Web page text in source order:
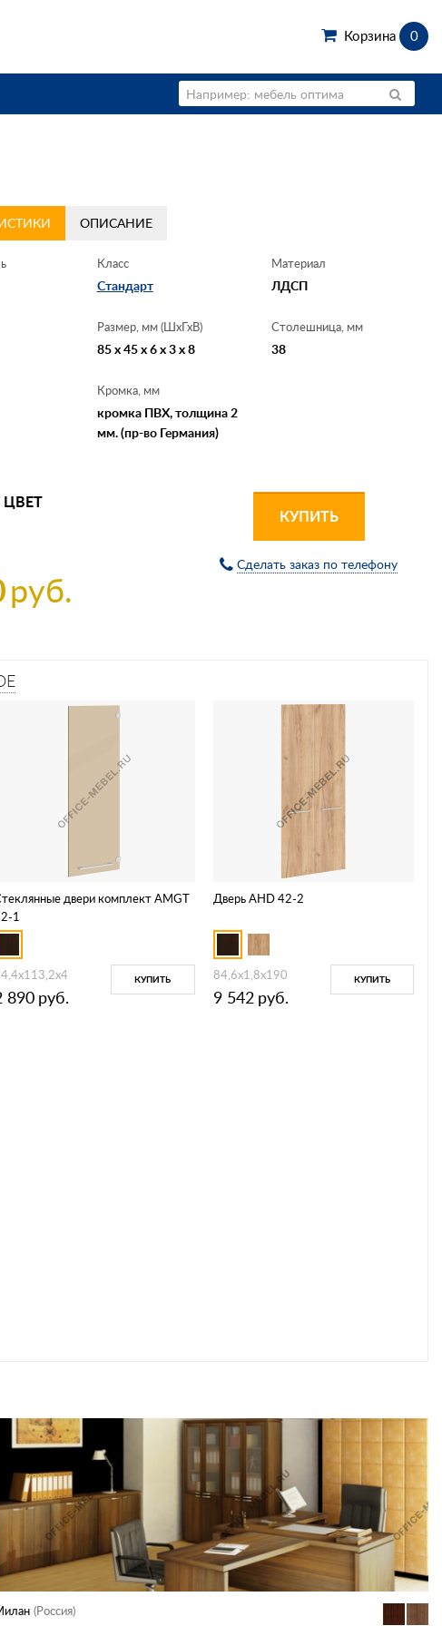
Корзина 0
ОПИСАНИЕ
Класс
Стандарт
Материал
ЛДСП
Размер, мм (ШхГхВ)
85 x 45 x 6 x 3 x 8
Столешница, мм
38
Кромка, мм
кромка ПВХ, толщина 2
мм. (пр-во Германия)
ЦВЕТ
руб.
КУПИТЬ
Сделать заказ по телефону
двери комплект AMGT
1
890 руб.
КУПИТЬ
Дверь AHD 42-2
84,6х1,8х190
9 542 руб.
КУПИТЬ
(Россия)